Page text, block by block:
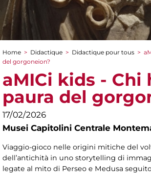
You are here
Home > Didactique > Didactique pour tous >
del gorgoneion?
aMICi kids - Chi
paura del
17/02/2026
Musei Capitolini Centrale
Viaggio-gioco nelle origini mitiche del
dell’antichità in uno storytelling di
legate al mito di Perseo e Medusa